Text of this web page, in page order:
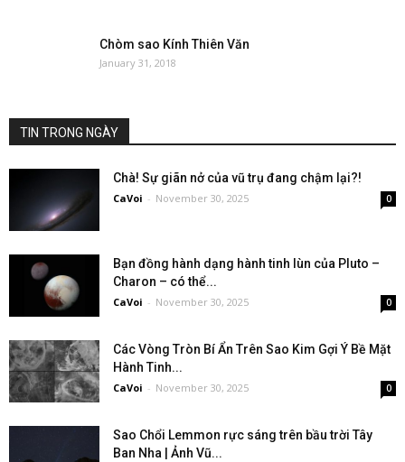
Chòm sao Kính Thiên Văn
January 31, 2018
TIN TRONG NGÀY
Chà! Sự giãn nở của vũ trụ đang chậm lại?!
CaVoi - November 30, 2025 0
Bạn đồng hành dạng hành tinh lùn của Pluto –
Charon – có thể...
CaVoi - November 30, 2025 0
Các Vòng Tròn Bí Ẩn Trên Sao Kim Gợi Ý Bề Mặt
Hành Tinh...
CaVoi - November 30, 2025 0
Sao Chổi Lemmon rực sáng trên bầu trời Tây
Ban Nha | Ảnh Vũ...